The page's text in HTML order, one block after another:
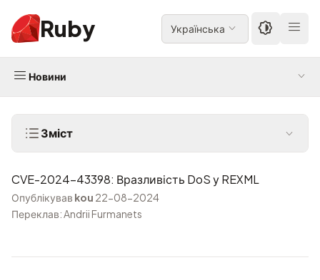
Ruby Українська
Новини
Зміст
CVE-2024-43398: Вразливість DoS у REXML
Опублікував kou 22-08-2024
Переклав: Andrii Furmanets